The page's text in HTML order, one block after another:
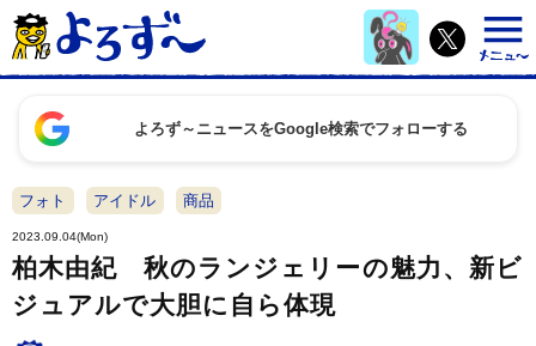
よろず～ニュースをGoogle検索でフォローする
フォト アイドル 商品
2023.09.04(Mon)
柏木由紀 秋のランジェリーの魅力、新ビ
ジュアルで大胆に自ら体現